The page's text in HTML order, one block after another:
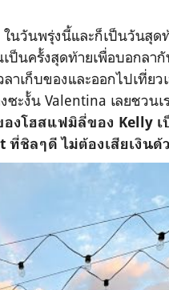
นพรุ่งนี้และก็เป็นวันสุดท้
นครั้งสุดท้ายเพื่อบอกลากั
าเก็บของและออกไปเที่ยว
ะงั้น Valentina เลยชวน
งโฮสแฟมิลี่ของ Kelly เ
ที่ชิลๆดี ไม่ต้องเสียเงินด้